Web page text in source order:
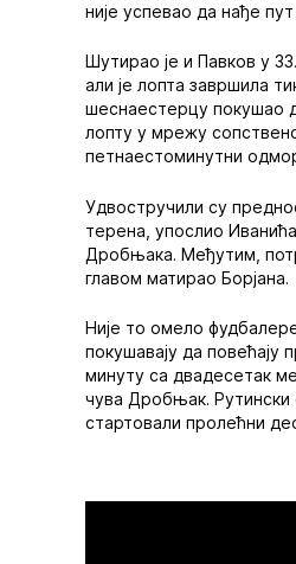
није успевао да нађе
Шутирао је и Павков у
али је лопта завршила
шеснаестерцу покушао
лопту у мрежу
петнаестоминутни
Удвостручили су
терена, упослио
Дробњака. Међутим,
главом матирао Борјана.
Није то омело
покушавају да повећају
минуту са двадесетак
чува Дробњак. Рутински
стартовали пролећни